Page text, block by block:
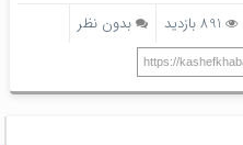
891 بازدید
بدون نظر
https://